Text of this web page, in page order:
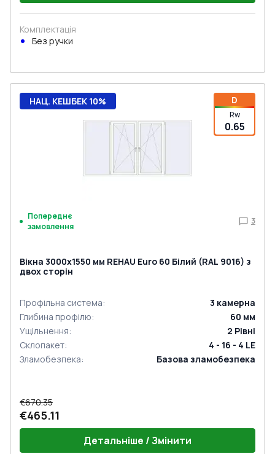
Комплектація
Без ручки
D
Rw
0.65
НАЦ. КЕШБЕК 10%
Попереднє
замовлення
3
Вікна 3000x1550 мм REHAU Euro 60 Білий (RAL 9016) з
двох сторін
Профільна система: 3 камерна
Глибина профілю: 60 мм
Ущільнення: 2 Рівні
Склопакет:
4 - 16 - 4 LE
Зламобезпека: Базова зламобезпека
€670.35
€465.11
Детальніше / Змінити